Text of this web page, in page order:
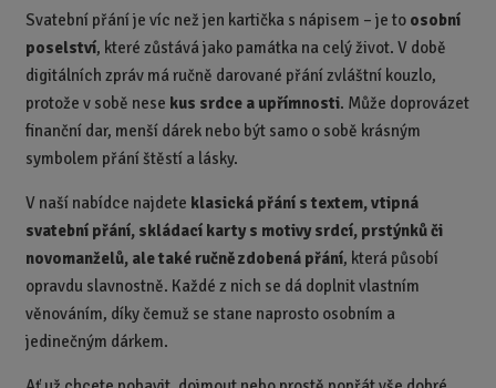
i
t
p
o
č
Svatební přání je víc než jen kartička s nápisem – je to osobní
poselství, které zůstává jako památka na celý život. V době
digitálních zpráv má ručně darované přání zvláštní kouzlo,
protože v sobě nese kus srdce a upřímnosti. Může doprovázet
finanční dar, menší dárek nebo být samo o sobě krásným
symbolem přání štěstí a lásky.
V naší nabídce najdete klasická přání s textem, vtipná
svatební přání, skládací karty s motivy srdcí, prstýnků či
novomanželů, ale také ručně zdobená přání, která působí
opravdu slavnostně. Každé z nich se dá doplnit vlastním
věnováním, díky čemuž se stane naprosto osobním a
jedinečným dárkem.